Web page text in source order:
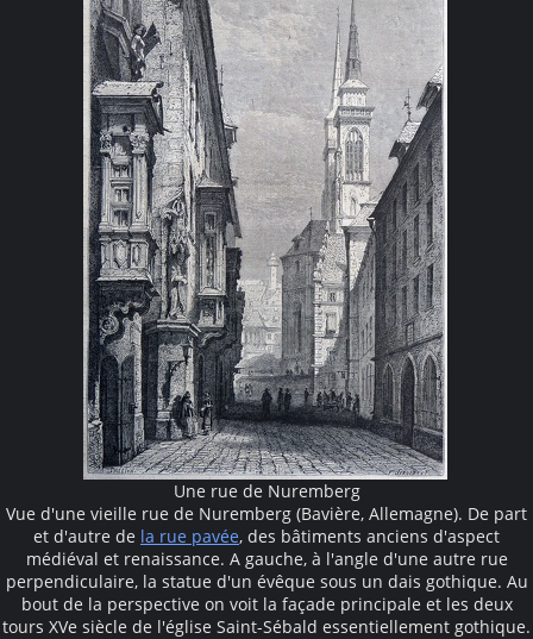
Une rue de Nuremberg
Vue d'une vieille rue de Nuremberg (Bavière, Allemagne). De part
et d'autre de la rue pavée, des bâtiments anciens d'aspect
médiéval et renaissance. A gauche, à l'angle d'une autre rue
perpendiculaire, la statue d'un évêque sous un dais gothique. Au
bout de la perspective on voit la façade principale et les deux
tours XVe siècle de l'église Saint-Sébald essentiellement gothique.